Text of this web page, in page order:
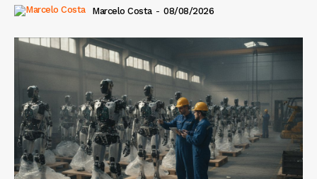
Marcelo Costa - 08/08/2026